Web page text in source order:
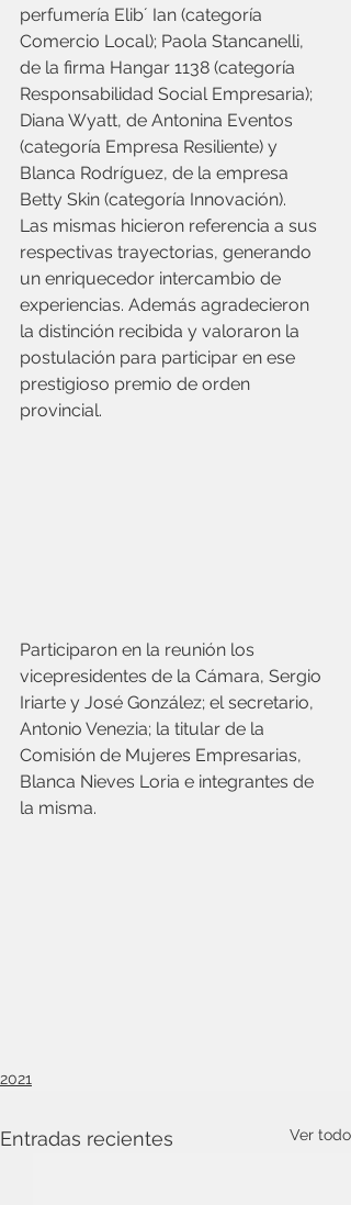
perfumería Elib´ Ian (categoría
Comercio Local); Paola Stancanelli,
de la firma Hangar 1138 (categoría
Responsabilidad Social Empresaria);
Diana Wyatt, de Antonina Eventos
(categoría Empresa Resiliente) y
Blanca Rodríguez, de la empresa
Betty Skin (categoría Innovación).
Las mismas hicieron referencia a sus
respectivas trayectorias, generando
un enriquecedor intercambio de
experiencias. Además agradecieron
la distinción recibida y valoraron la
postulación para participar en ese
prestigioso premio de orden
provincial.
Participaron en la reunión los
vicepresidentes de la Cámara, Sergio
Iriarte y José González; el secretario,
Antonio Venezia; la titular de la
Comisión de Mujeres Empresarias,
Blanca Nieves Loria e integrantes de
la misma.
2021
Entradas recientes Ver todo